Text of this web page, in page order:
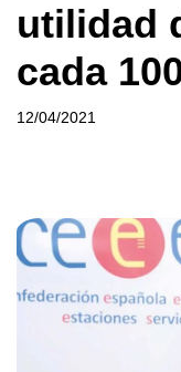
utilidad
cada
12/04/2021